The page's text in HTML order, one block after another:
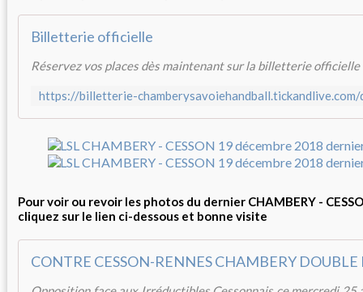
Billetterie officielle
Réservez vos places dès maintenant sur la billetterie officielle
Pour voir ou revoir les photos du dernier CHAMBERY -
cliquez sur le lien ci-dessous et bonne visite